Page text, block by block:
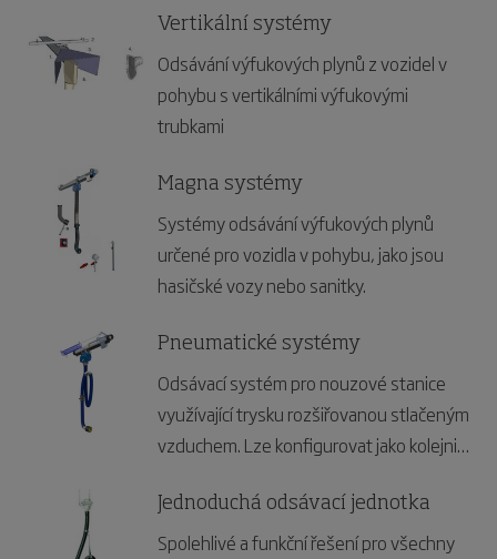
Vertikální systémy
Odsávání výfukových plynů z vozidel v
pohybu s vertikálními výfukovými
trubkami
Magna systémy
Systémy odsávání výfukových plynů
určené pro vozidla v pohybu, jako jsou
hasičské vozy nebo sanitky.
Pneumatické systémy
Odsávací systém pro nouzové stanice
využívající trysku rozšiřovanou stlačeným
vzduchem. Lze konfigurovat jako kolejnici
kapacitním potřebám vaší stanice.
Jednoduchá odsávací jednotka
Spolehlivé a funkční řešení pro všechny